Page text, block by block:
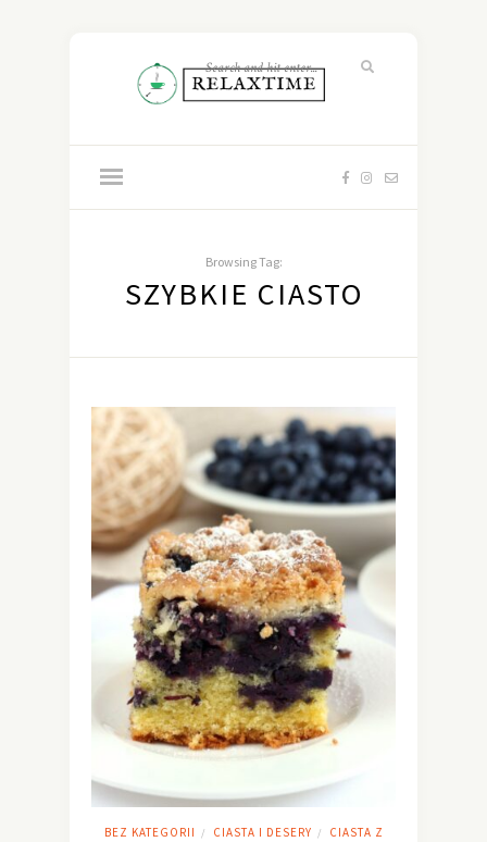
Browsing Tag:
SZYBKIE CIASTO
BEZ KATEGORII / CIASTA I DESERY /
CIASTA Z